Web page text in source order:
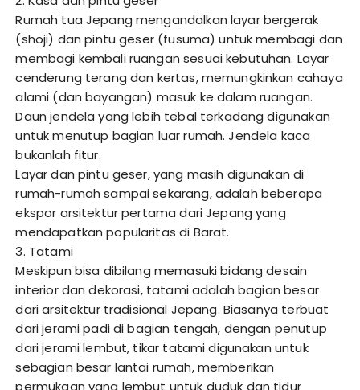
Rumah tua Jepang mengandalkan layar bergerak
(shoji) dan pintu geser (fusuma) untuk membagi dan
membagi kembali ruangan sesuai kebutuhan. Layar
cenderung terang dan kertas, memungkinkan cahaya
alami (dan bayangan) masuk ke dalam ruangan.
Daun jendela yang lebih tebal terkadang digunakan
untuk menutup bagian luar rumah. Jendela kaca
bukanlah fitur.
Layar dan pintu geser, yang masih digunakan di
rumah-rumah sampai sekarang, adalah beberapa
ekspor arsitektur pertama dari Jepang yang
mendapatkan popularitas di Barat.
3. Tatami
Meskipun bisa dibilang memasuki bidang desain
interior dan dekorasi, tatami adalah bagian besar
dari arsitektur tradisional Jepang. Biasanya terbuat
dari jerami padi di bagian tengah, dengan penutup
dari jerami lembut, tikar tatami digunakan untuk
sebagian besar lantai rumah, memberikan